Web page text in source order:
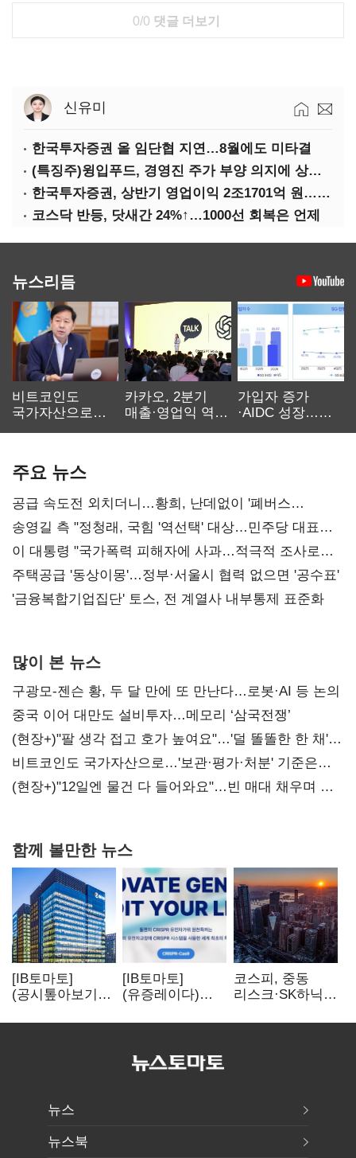
0/0 댓글 더보기
신유미
한국투자증권 올 임단협 지연…8월에도 미타결
(특징주)윙입푸드, 경영진 주가 부양 의지에 상한가
한국투자증권, 상반기 영업이익 2조1701억 원… 전년비 89.1%↑
코스닥 반등, 닷새간 24%↑…1000선 회복은 언제
뉴스리듬
비트코인도
국가자산으로…'
카카오, 2분기
매출·영업익 역대
가입자 증가
·AIDC 성장…
주요 뉴스
공급 속도전 외치더니…황희, 난데없이 '폐버스
리모델링' 제안
송영길 측 "정청래, 국힘 '역선택' 대상…민주당 대표로
총선 지휘 못해"
이 대통령 "국가폭력 피해자에 사과…적극적 조사로
진실 밝혀야"
주택공급 '동상이몽'…정부·서울시 협력 없으면 '공수표'
'금융복합기업집단' 토스, 전 계열사 내부통제 표준화
많이 본 뉴스
구광모-젠슨 황, 두 달 만에 또 만난다…로봇·AI 등 논의
중국 이어 대만도 설비투자…메모리 ‘삼국전쟁’
(현장+)"팔 생각 접고 호가 높여요"…'덜 똘똘한 한 채'
20억 키맞추기
비트코인도 국가자산으로…'보관·평가·처분' 기준은
숙제
(현장+)"12일엔 물건 다 들어와요"…빈 매대 채우며 문
함께 볼만한 뉴스
[IB토마토]
(공시톺아보기)
바로 매출로
[IB토마토]
(유증레이다)
3분의 1 토막…
비용부터 챙긴다
코스피, 중동
리스크·SK하닉
뒷걸음
뉴스
뉴스북